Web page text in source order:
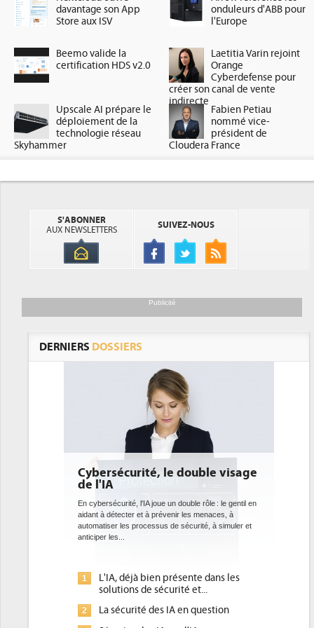
davantage son App
Store aux ISV
onduleurs d'ABB pour
l'Europe
Beemo valide la
certification HDS v2.0
Laetitia Varin rejoint
Orange
Cyberdefense pour
créer son canal de vente
indirecte
Upscale AI prépare le
déploiement de la
technologie réseau
Skyhammer
Fabien Petiau
nommé vice-
président de
Cloudera France
S'ABONNER
AUX NEWSLETTERS
SUIVEZ-NOUS
Publicité
DERNIERS DOSSIERS
le double visage
joue un double rôle : le gentil en
prévenir les menaces, à
de sécurité, à simuler et
présente dans les
des IA en question
DEE: l'efficacité énergétique
bientôt une obligation pour
datacenters
Des datacenters plus durables et plus efficaces,
ce que recherchent les pouvoirs publics
1
Qu'est-ce que la DEE (directive
d'efficacité énergétique) ?
2
DEE, une pression administrative